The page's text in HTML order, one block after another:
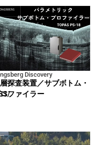
Discovery
探査装置／サブボトム・
ファイラー